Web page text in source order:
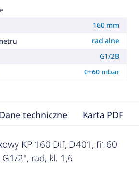
160 mm
radialne
G1/2B
0÷60 mbar
Dane techniczne Karta PDF
KP 160 Dif, D401, fi160
2", rad, kl. 1,6